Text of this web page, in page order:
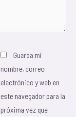
Guarda mi
nombre, correo
electrónico y web en
este navegador para la
próxima vez que